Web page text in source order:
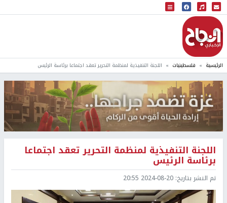
البث المباشر
إذاعة النجاح
الرئيسية فلسطينيات اللجنة التنفيذية لمنظمة التحرير تعقد اجتماعا برئاسة الرئيس
اللجنة التنفيذية لمنظمة التحرير تعقد اجتماعا
برئاسة الرئيس
تم النشر بتاريخ: 2024-08-20 20:55